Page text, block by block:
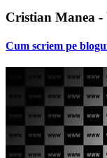
Cristian Manea -
Cum scriem pe